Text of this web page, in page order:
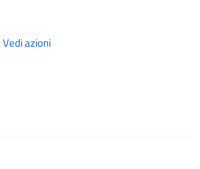
Vedi azioni